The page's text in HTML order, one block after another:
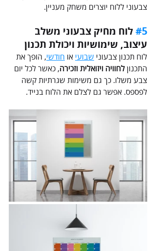
צבעוני ללוח יוצרים משחק מעניין.
#5 לוח מחיק צבעוני משלב
עיצוב, שימושיות ויכולת תכנון
לוח תכנון צבעוני שבועי או חודשי, הופך את
התכנון לחוויה ויזואלית וזכירה, כאשר לכל יום
צבע משלו. כך גם משימות שגרתיות קשה
לפספס. אפשר גם לצלם את הלוח בנייד.